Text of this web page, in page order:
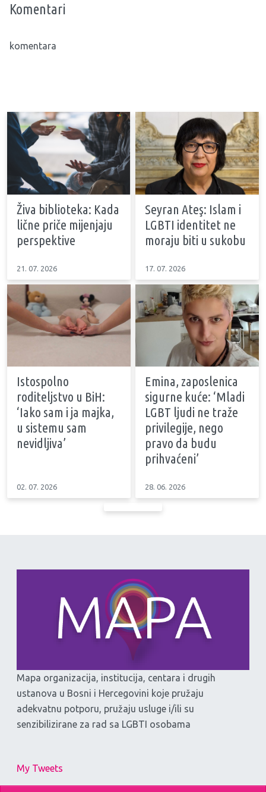
Komentari
komentara
Živa biblioteka: Kada
lične priče mijenjaju
perspektive
21. 07. 2026
Seyran Ateş: Islam i
LGBTI identitet ne
moraju biti u sukobu
17. 07. 2026
Istospolno
roditeljstvo u BiH:
‘Iako sam i ja majka,
u sistemu sam
nevidljiva’
02. 07. 2026
Emina, zaposlenica
sigurne kuće: ‘Mladi
LGBT ljudi ne traže
privilegije, nego
pravo da budu
prihvaćeni’
28. 06. 2026
Mapa organizacija, institucija, centara i drugih
ustanova u Bosni i Hercegovini koje pružaju
adekvatnu potporu, pružaju usluge i/ili su
senzibilizirane za rad sa LGBTI osobama
My Tweets